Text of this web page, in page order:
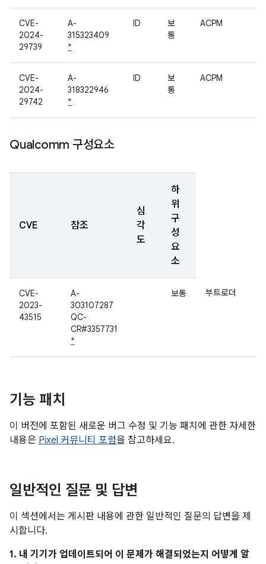
CVE-
2024-
29739
A-
315323409
*
ID
보
통
ACPM
CVE-
2024-
29742
A-
318322946
*
ID
보
통
ACPM
Qualcomm 구성요소
CVE 참조
심
각
도
하
위
구
성
요
소
CVE-
2023-
43515
A-
303107287
QC-
CR#3357731
*
보통 부트로더
기능 패치
이 버전에 포함된 새로운 버그 수정 및 기능 패치에 관한 자세한
내용은 Pixel 커뮤니티 포럼을 참고하세요.
일반적인 질문 및 답변
이 섹션에서는 게시판 내용에 관한 일반적인 질문의 답변을 제
시합니다.
1. 내 기기가 업데이트되어 이 문제가 해결되었는지 어떻게 알